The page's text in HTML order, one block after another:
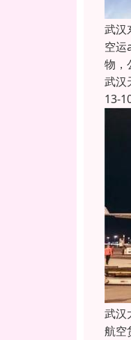
武汉
空
物，
武汉
13-
武汉
航空